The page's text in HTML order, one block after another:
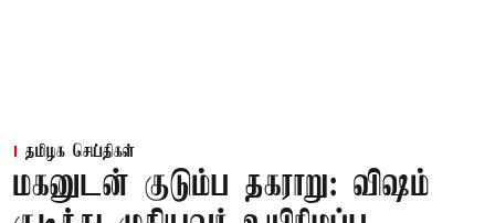
தமிழக செய்திகள்
மகனுடன் குடும்ப தகராறு: விஷம்